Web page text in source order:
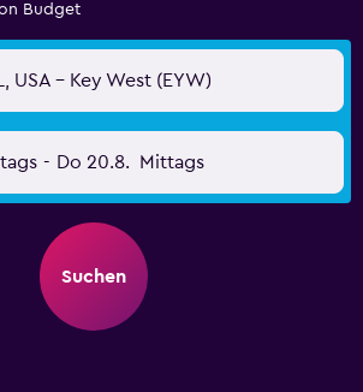
Budget
USA - Key West (EYW)
- Do 20.8. Mittags
Suchen